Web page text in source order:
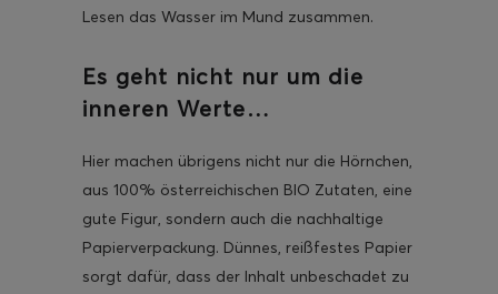
Eis am Stil
Lesen das Wasser im Mund zusammen.
Es geht nicht nur um die
inneren Werte…
Hier machen übrigens nicht nur die Hörnchen,
aus 100% österreichischen BIO Zutaten, eine
gute Figur, sondern auch die nachhaltige
Papierverpackung. Dünnes, reißfestes Papier
sorgt dafür, dass der Inhalt unbeschadet zu